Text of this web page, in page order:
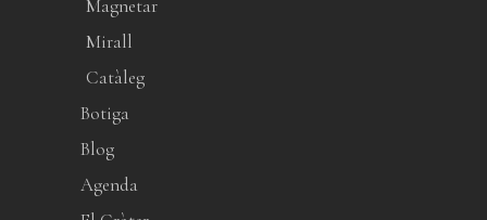
Magnetar
Mirall
Catàleg
Botiga
Blog
Agenda